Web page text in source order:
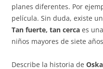
planes diferentes. Por
película. Sin duda, existe
Tan fuerte, tan cerca es
niños mayores de siete
Describe la historia de